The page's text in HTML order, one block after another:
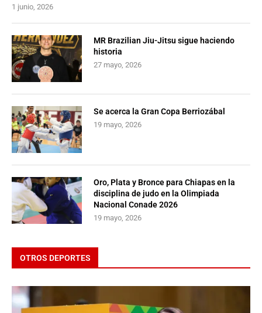
1 junio, 2026
MR Brazilian Jiu-Jitsu sigue haciendo
historia
27 mayo, 2026
Se acerca la Gran Copa Berriozábal
19 mayo, 2026
Oro, Plata y Bronce para Chiapas en la
disciplina de judo en la Olimpiada
Nacional Conade 2026
19 mayo, 2026
OTROS DEPORTES